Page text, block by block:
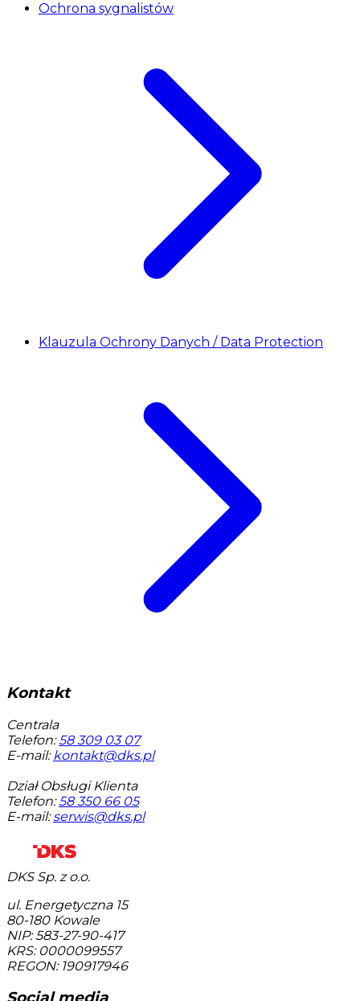
Ochrona sygnalistów
Klauzula Ochrony Danych / Data Protection
Kontakt
Centrala
Telefon: 58 309 03 07
E-mail: kontakt@dks.pl
Dział Obsługi Klienta
Telefon: 58 350 66 05
E-mail: serwis@dks.pl
DKS Sp. z o.o.
ul. Energetyczna 15
80-180 Kowale
NIP: 583-27-90-417
KRS: 0000099557
REGON: 190917946